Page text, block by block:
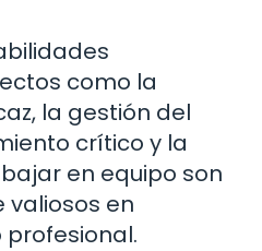
como la
la gestión del
crítico y la
en equipo son
en